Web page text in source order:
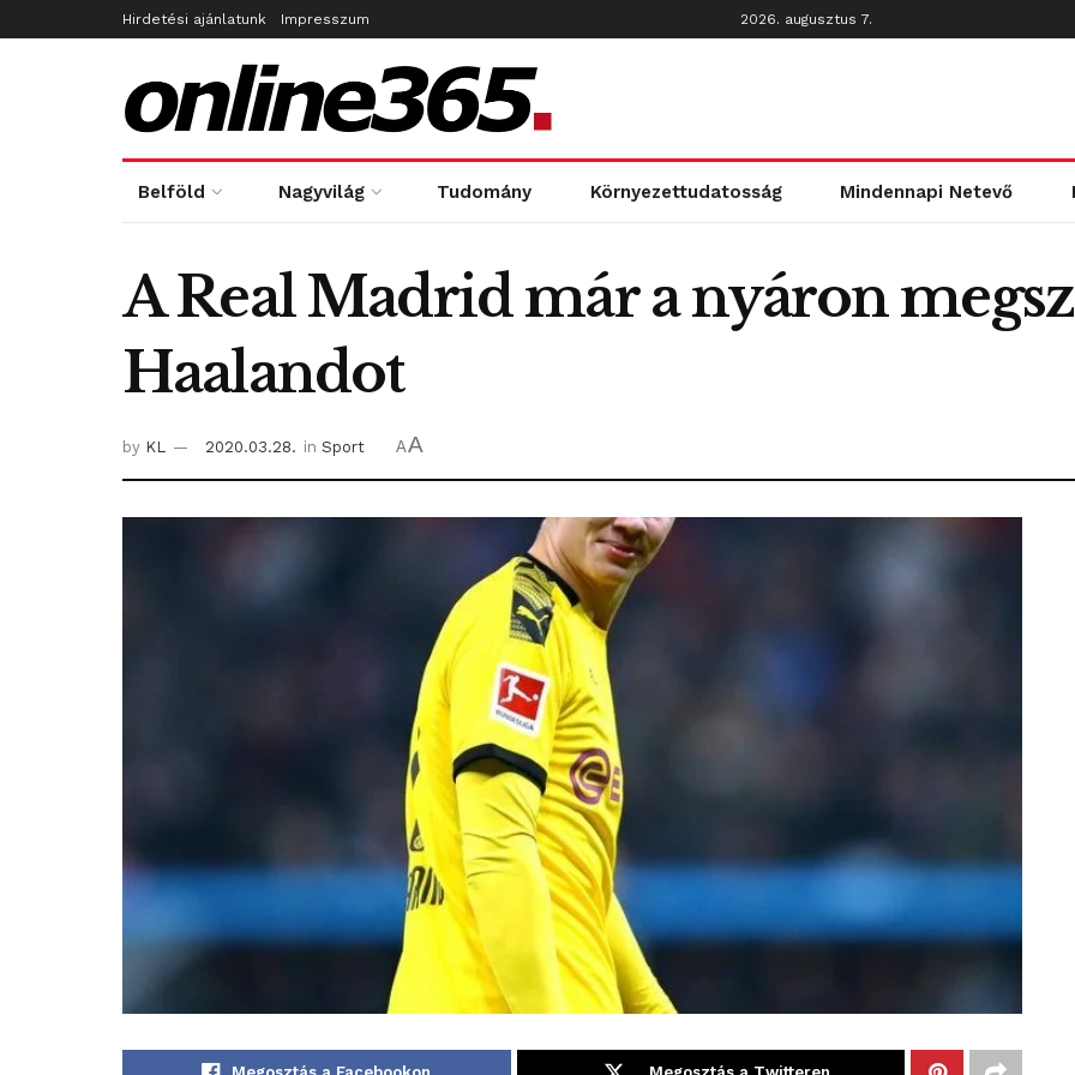
Hirdetési ajánlatunk Impresszum 2026. augusztus 7.
Belföld Nagyvilág Tudomány Környezettudatosság Mindennapi Netevő
A Real Madrid már a nyáron
Haalandot
by KL 2020.03.28. in Sport AA